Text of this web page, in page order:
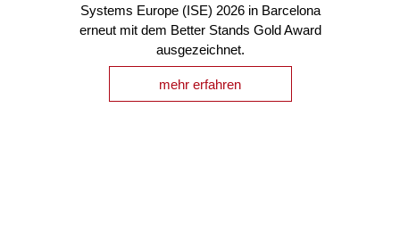
Systems Europe (ISE) 2026 in Barcelona
erneut mit dem Better Stands Gold Award
ausgezeichnet.
mehr erfahren